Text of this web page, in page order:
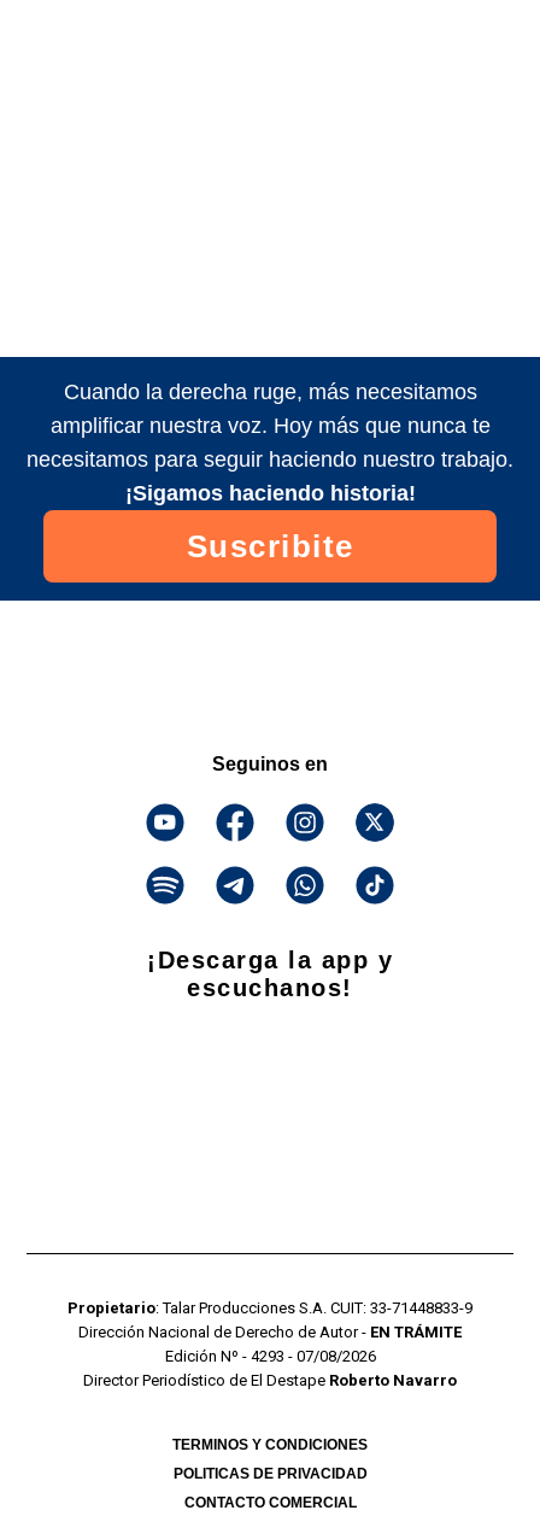
Cuando la derecha ruge, más necesitamos
amplificar nuestra voz. Hoy más que nunca te
necesitamos para seguir haciendo nuestro trabajo.
¡Sigamos haciendo historia!
Suscribite
Seguinos en
¡Descarga la app y
escuchanos!
Propietario: Talar Producciones S.A. CUIT: 33-71448833-9
Dirección Nacional de Derecho de Autor - EN TRÁMITE
Edición Nº - 4293 - 07/08/2026
Director Periodístico de El Destape Roberto Navarro
TERMINOS Y CONDICIONES
POLITICAS DE PRIVACIDAD
CONTACTO COMERCIAL